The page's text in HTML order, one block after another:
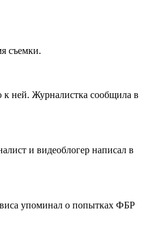
съемки.
к ней. Журналистка сообщила в
и видеоблогер написал в
упоминал о попытках ФБР